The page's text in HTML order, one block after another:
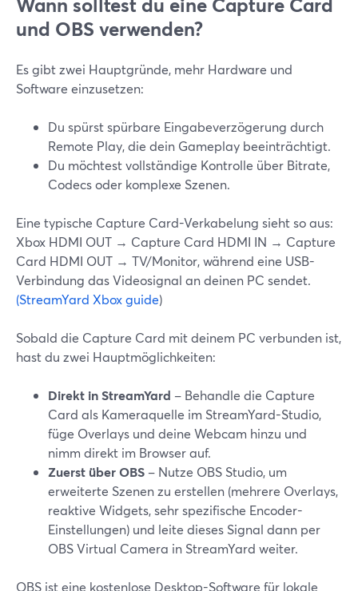
und OBS verwenden?
Es gibt zwei Hauptgründe, mehr Hardware und
Software einzusetzen:
Du spürst spürbare Eingabeverzögerung durch
Remote Play, die dein Gameplay beeinträchtigt.
Du möchtest vollständige Kontrolle über Bitrate,
Codecs oder komplexe Szenen.
Eine typische Capture Card-Verkabelung sieht so aus:
Xbox HDMI OUT → Capture Card HDMI IN → Capture
Card HDMI OUT → TV/Monitor, während eine USB-
Verbindung das Videosignal an deinen PC sendet.
(StreamYard Xbox guide)
Sobald die Capture Card mit deinem PC verbunden ist,
hast du zwei Hauptmöglichkeiten:
Direkt in StreamYard – Behandle die Capture
Card als Kameraquelle im StreamYard-Studio,
füge Overlays und deine Webcam hinzu und
nimm direkt im Browser auf.
Zuerst über OBS – Nutze OBS Studio, um
erweiterte Szenen zu erstellen (mehrere Overlays,
reaktive Widgets, sehr spezifische Encoder-
Einstellungen) und leite dieses Signal dann per
OBS Virtual Camera in StreamYard weiter.
OBS ist eine kostenlose Desktop-Software für lokale